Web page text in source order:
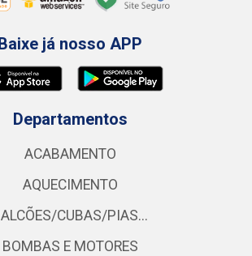
já nosso APP
Departamentos
ACABAMENTO
AQUECIMENTO
CUBAS/PIAS...
BOMBAS E MOTORES